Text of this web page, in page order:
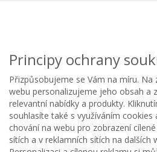
Ochrana osobních údajů
Poučení o právu na odstoupení od
Reklamační řád
Reklamační protokol ke stažení
Velikostní tabulka
Nastavení soukromí
Odstoupení od smlouvy
Principy ochrany
Přizpůsobujeme se Vám na míru. Na
webu personalizujeme jeho obsah a
relevantní nabídky a produkty.
souhlasíte také s využíváním
chování na webu pro zobrazení
sítích a v reklamních sítích na dalších